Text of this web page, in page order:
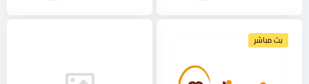
بث مباشر